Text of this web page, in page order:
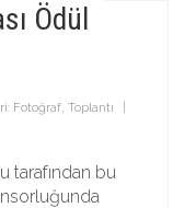
Ödül
Fotoğraf, Toplantı
tarafından bu